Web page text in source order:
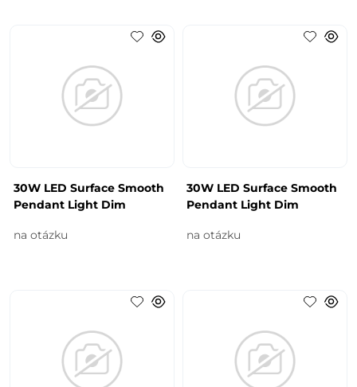
30W LED Surface Smooth
Pendant Light Dim
na otázku
30W LED Surface Smooth
Pendant Light Dim
na otázku